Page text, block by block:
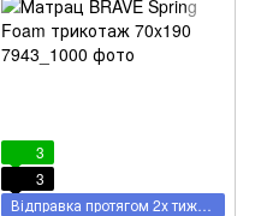
3
3
Відправка протягом 2х тижнів